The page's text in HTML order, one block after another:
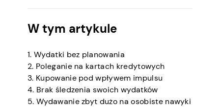
W tym artykule
1. Wydatki bez planowania
2. Poleganie na kartach kredytowych
3. Kupowanie pod wpływem impulsu
4. Brak śledzenia swoich wydatków
5. Wydawanie zbyt dużo na osobiste nawyki